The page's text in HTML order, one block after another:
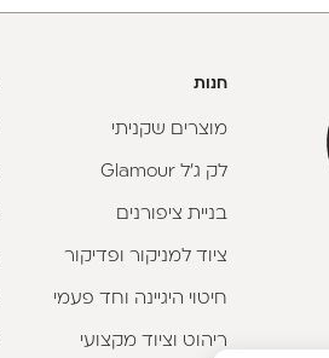
חנות
מוצרים שקניתי
לק ג'ל Glamour
בניית ציפורנים
ציוד למניקור ופדיקור
חיטוי היגיינה וחד פעמי
ריהוט וציוד מקצועי